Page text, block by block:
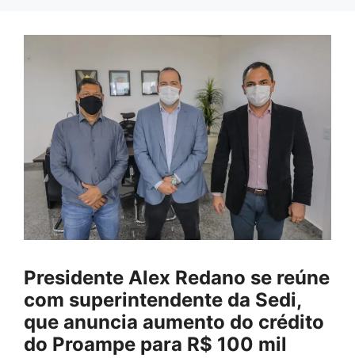
Presidente Alex Redano se reúne
com superintendente da Sedi,
que anuncia aumento do crédito
do Proampe para R$ 100 mil